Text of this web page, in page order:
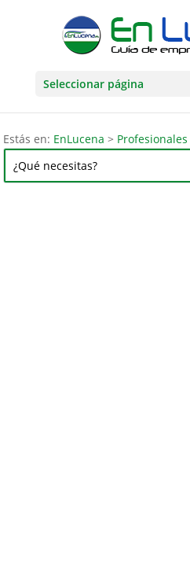
Seleccionar página
Estás en: EnLucena > Profesionales